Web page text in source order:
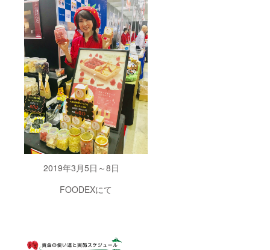
2019年3月5日～8日
FOODEXにて